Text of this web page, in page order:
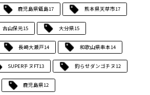
鹿児島県甑島17 熊本県天草市17
古山保元15 大分県15
長崎大瀬戸14 和歌山県串本14
SUPERチヌFT13 釣らせダンゴチヌ12
鹿児島県12